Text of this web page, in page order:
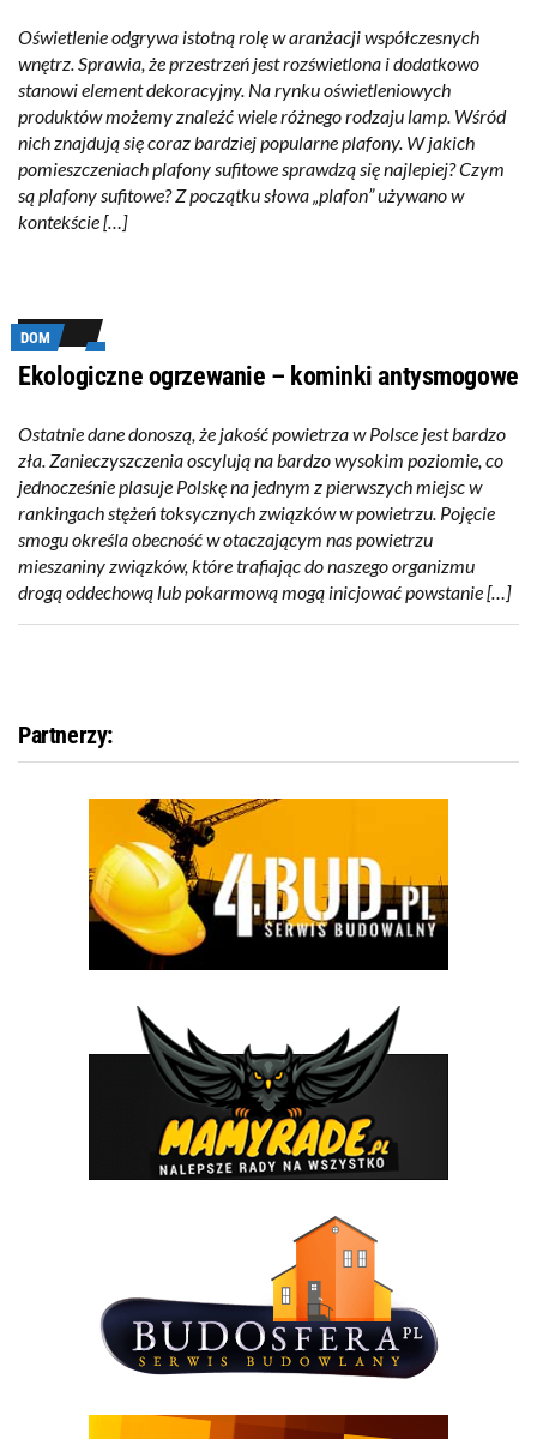
Oświetlenie odgrywa istotną rolę w aranżacji współczesnych
wnętrz. Sprawia, że przestrzeń jest rozświetlona i dodatkowo
stanowi element dekoracyjny. Na rynku oświetleniowych
produktów możemy znaleźć wiele różnego rodzaju lamp. Wśród
nich znajdują się coraz bardziej popularne plafony. W jakich
pomieszczeniach plafony sufitowe sprawdzą się najlepiej? Czym
są plafony sufitowe? Z początku słowa „plafon” używano w
kontekście […]
DOM
Ekologiczne ogrzewanie – kominki antysmogowe
Ostatnie dane donoszą, że jakość powietrza w Polsce jest bardzo
zła. Zanieczyszczenia oscylują na bardzo wysokim poziomie, co
jednocześnie plasuje Polskę na jednym z pierwszych miejsc w
rankingach stężeń toksycznych związków w powietrzu. Pojęcie
smogu określa obecność w otaczającym nas powietrzu
mieszaniny związków, które trafiając do naszego organizmu
drogą oddechową lub pokarmową mogą inicjować powstanie […]
Partnerzy: